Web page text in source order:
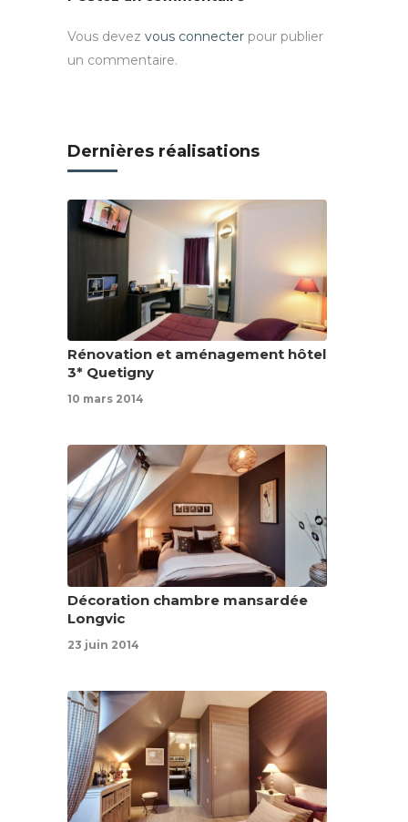
Vous devez vous connecter pour publier
un commentaire.
Dernières réalisations
Rénovation et aménagement hôtel
3* Quetigny
10 mars 2014
Décoration chambre mansardée
Longvic
23 juin 2014